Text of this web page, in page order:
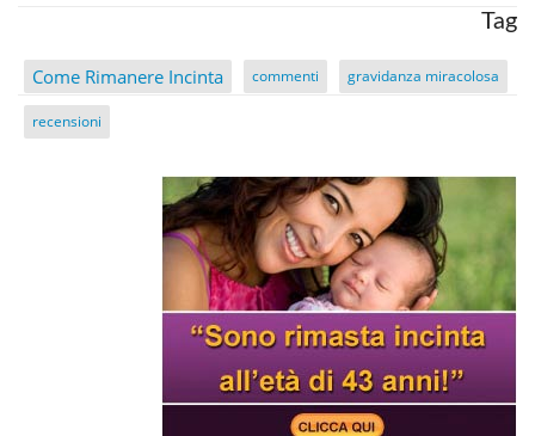
Tag
Come Rimanere Incinta commenti gravidanza miracolosa
recensioni